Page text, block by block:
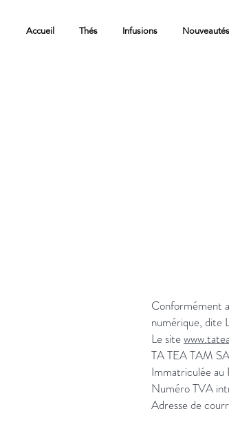
Accueil Thés Infusions Nouveautés
Conformément
numérique, dite
Le site
TA TEA TAM
Immatriculée
Numéro TVA
Adresse de